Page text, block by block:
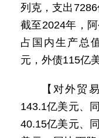
列克，支出7286
截至2024年，
占国内生产总
元，外债115亿
【对外贸
143.1亿美元、
40.15亿美元、